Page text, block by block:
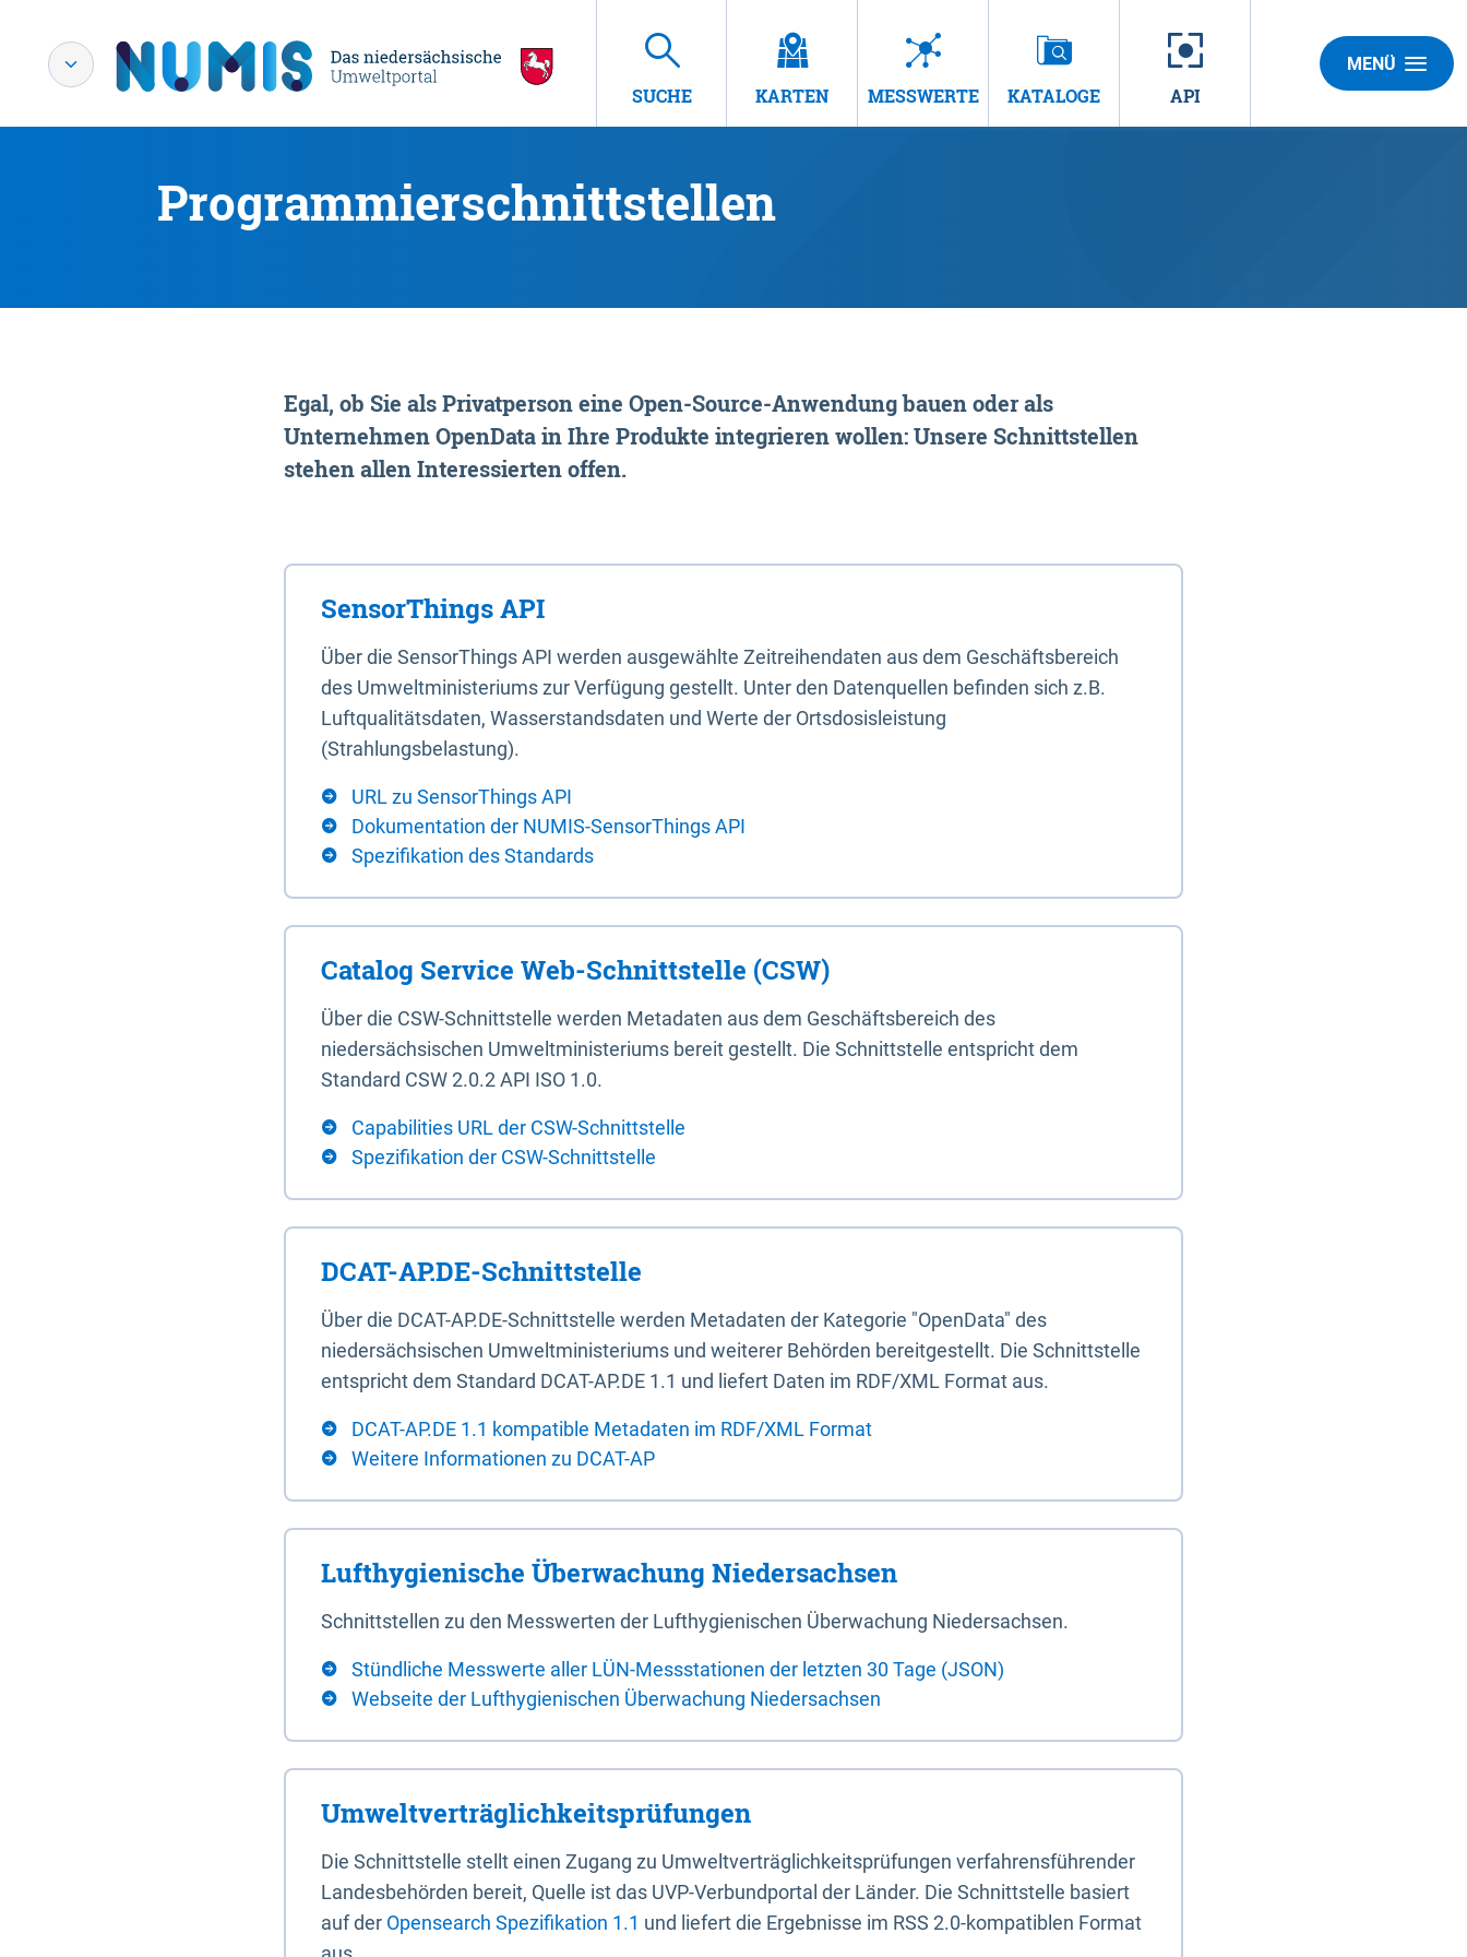
SUCHE KARTEN MESSWERTE KATALOGE API
MENÜ
Programmierschnittstellen
Egal, ob Sie als Privatperson eine Open-Source-Anwendung bauen oder als
Unternehmen OpenData in Ihre Produkte integrieren wollen: Unsere Schnittstellen
stehen allen Interessierten offen.
SensorThings API
Über die SensorThings API werden ausgewählte Zeitreihendaten aus dem Geschäftsbereich
des Umweltministeriums zur Verfügung gestellt. Unter den Datenquellen befinden sich z.B.
Luftqualitätsdaten, Wasserstandsdaten und Werte der Ortsdosisleistung
(Strahlungsbelastung).
URL zu SensorThings API
Dokumentation der NUMIS-SensorThings API
Spezifikation des Standards
Catalog Service Web-Schnittstelle (CSW)
Über die CSW-Schnittstelle werden Metadaten aus dem Geschäftsbereich des
niedersächsischen Umweltministeriums bereit gestellt. Die Schnittstelle entspricht dem
Standard CSW 2.0.2 API ISO 1.0.
Capabilities URL der CSW-Schnittstelle
Spezifikation der CSW-Schnittstelle
DCAT-AP.DE-Schnittstelle
Über die DCAT-AP.DE-Schnittstelle werden Metadaten der Kategorie "OpenData" des
niedersächsischen Umweltministeriums und weiterer Behörden bereitgestellt. Die Schnittstelle
entspricht dem Standard DCAT-AP.DE 1.1 und liefert Daten im RDF/XML Format aus.
DCAT-AP.DE 1.1 kompatible Metadaten im RDF/XML Format
Weitere Informationen zu DCAT-AP
Lufthygienische Überwachung Niedersachsen
Schnittstellen zu den Messwerten der Lufthygienischen Überwachung Niedersachsen.
Stündliche Messwerte aller LÜN-Messstationen der letzten 30 Tage (JSON)
Webseite der Lufthygienischen Überwachung Niedersachsen
Umweltverträglichkeitsprüfungen
Die Schnittstelle stellt einen Zugang zu Umweltverträglichkeitsprüfungen verfahrensführender
Landesbehörden bereit, Quelle ist das UVP-Verbundportal der Länder. Die Schnittstelle basiert
auf der Opensearch Spezifikation 1.1 und liefert die Ergebnisse im RSS 2.0-kompatiblen Format